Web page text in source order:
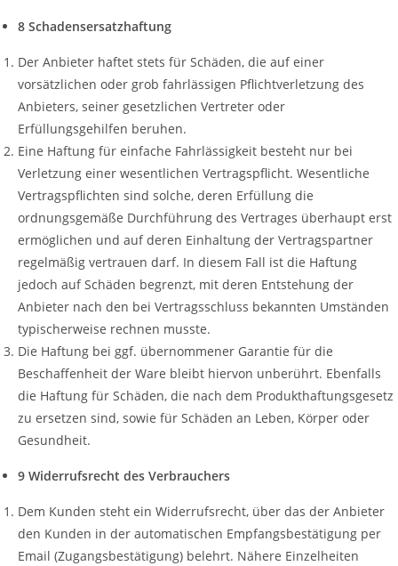
8 Schadensersatzhaftung
Der Anbieter haftet stets für Schäden, die auf einer
vorsätzlichen oder grob fahrlässigen Pflichtverletzung des
Anbieters, seiner gesetzlichen Vertreter oder
Erfüllungsgehilfen beruhen.
Eine Haftung für einfache Fahrlässigkeit besteht nur bei
Verletzung einer wesentlichen Vertragspflicht. Wesentliche
Vertragspflichten sind solche, deren Erfüllung die
ordnungsgemäße Durchführung des Vertrages überhaupt erst
ermöglichen und auf deren Einhaltung der Vertragspartner
regelmäßig vertrauen darf. In diesem Fall ist die Haftung
jedoch auf Schäden begrenzt, mit deren Entstehung der
Anbieter nach den bei Vertragsschluss bekannten Umständen
typischerweise rechnen musste.
Die Haftung bei ggf. übernommener Garantie für die
Beschaffenheit der Ware bleibt hiervon unberührt. Ebenfalls
die Haftung für Schäden, die nach dem Produkthaftungsgesetz
zu ersetzen sind, sowie für Schäden an Leben, Körper oder
Gesundheit.
9 Widerrufsrecht des Verbrauchers
Dem Kunden steht ein Widerrufsrecht, über das der Anbieter
den Kunden in der automatischen Empfangsbestätigung per
Email (Zugangsbestätigung) belehrt. Nähere Einzelheiten